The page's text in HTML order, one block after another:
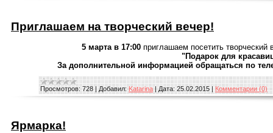
Приглашаем на творческий вечер!
5 марта в 17:00 приглашаем посетить
"Подарок для
За дополнительной информацией обращаться по
Просмотров: 728 | Добавил: Katarina | Дата: 25.02.2015 | Комментарии (0)
Ярмарка!